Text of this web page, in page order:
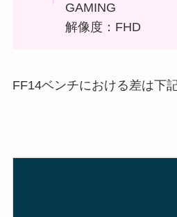
GAMING
解像度：FHD
FF14ベンチにおける差は下